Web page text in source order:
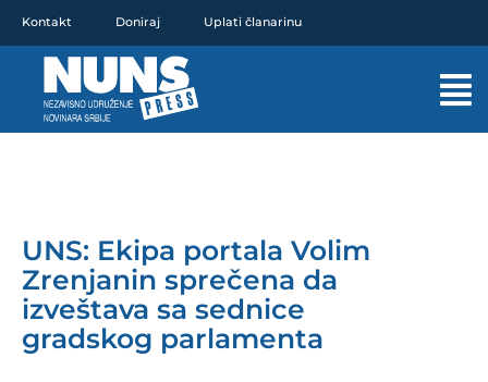
sadržaj
Kontakt Doniraj Uplati članarinu
UNS: Ekipa portala Volim
Zrenjanin sprečena da
izveštava sa sednice
gradskog parlamenta